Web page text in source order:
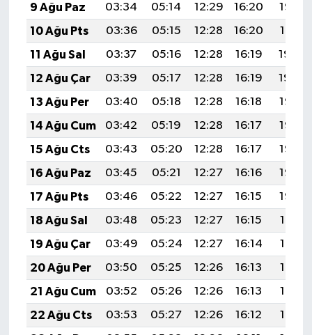
9 Ağu Paz
03:34 05:14 12:29 16:20
19:33
10 Ağu Pts
03:36 05:15 12:28 16:20
19:31
11 Ağu Sal
03:37 05:16 12:28 16:19
19:30
12 Ağu Çar
03:39 05:17 12:28 16:19
19:29
13 Ağu Per
03:40 05:18 12:28 16:18
19:28
14 Ağu Cum
03:42 05:19 12:28 16:17
19:26
15 Ağu Cts
03:43 05:20 12:28 16:17
19:25
16 Ağu Paz
03:45 05:21 12:27 16:16
19:23
17 Ağu Pts
03:46 05:22 12:27 16:15
19:22
18 Ağu Sal
03:48 05:23 12:27 16:15
19:21
19 Ağu Çar
03:49 05:24 12:27 16:14
19:19
20 Ağu Per
03:50 05:25 12:26 16:13
19:18
21 Ağu Cum
03:52 05:26 12:26 16:13
19:16
22 Ağu Cts
03:53 05:27 12:26 16:12
19:15